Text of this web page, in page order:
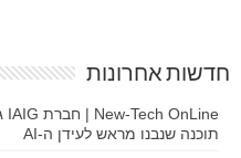
חדשות אחרונות
תוכנה שנבנו מראש לעידן ה-AI